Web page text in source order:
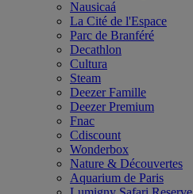
Nausicaá
La Cité de l'Espace
Parc de Branféré
Decathlon
Cultura
Steam
Deezer Famille
Deezer Premium
Fnac
Cdiscount
Wonderbox
Nature & Découvertes
Aquarium de Paris